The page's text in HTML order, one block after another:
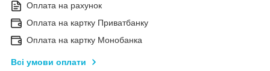
Оплата на рахунок
Оплата на картку Приватбанку
Оплата на картку Монобанка
Всі умови оплати